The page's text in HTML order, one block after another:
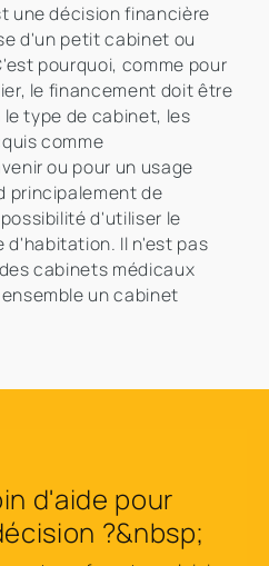
une décision financière
d'un petit cabinet ou
pourquoi, comme pour
le financement doit être
type de cabinet, les
comme
ou pour un usage
principalement de
d'utiliser le
Il n'est pas
cabinets médicaux
un cabinet
d'aide pour
?&nbsp;